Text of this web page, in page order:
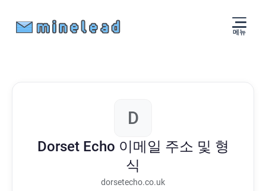
메뉴
D
Dorset Echo 이메일 주소 및 형
식
dorsetecho.co.uk